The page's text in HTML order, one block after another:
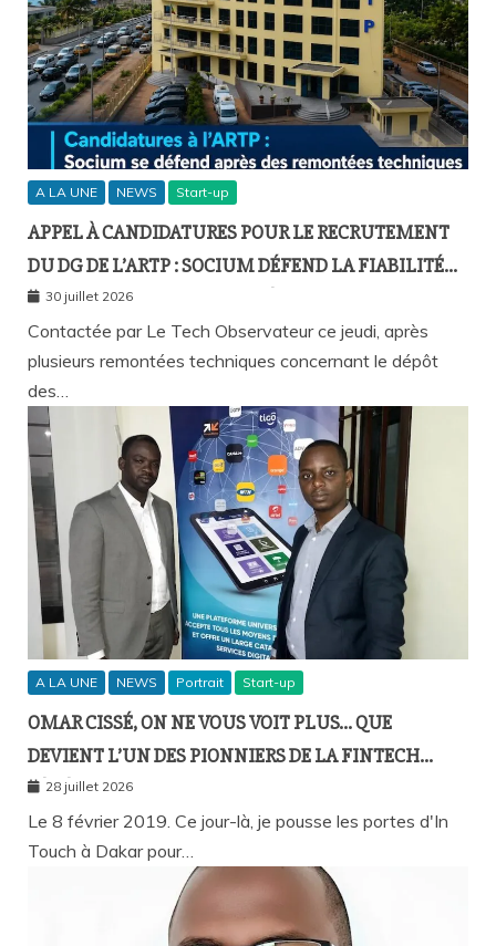
A LA UNE NEWS Start-up
APPEL À CANDIDATURES POUR LE RECRUTEMENT
DU DG DE L’ARTP : SOCIUM DÉFEND LA FIABILITÉ
DE SA PLATEFORME MALGRÉ PLUSIEURS
REMONTÉES TECHNIQUES
30 juillet 2026
Contactée par Le Tech Observateur ce jeudi, après
plusieurs remontées techniques concernant le dépôt
des…
A LA UNE NEWS Portrait Start-up
OMAR CISSÉ, ON NE VOUS VOIT PLUS… QUE
DEVIENT L’UN DES PIONNIERS DE LA FINTECH
SÉNÉGALAISE ?
28 juillet 2026
Le 8 février 2019. Ce jour-là, je pousse les portes d'In
Touch à Dakar pour…